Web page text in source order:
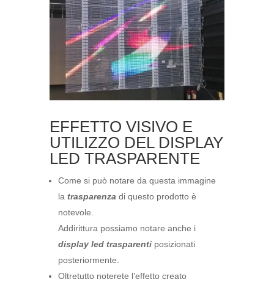
EFFETTO VISIVO E
UTILIZZO DEL DISPLAY
LED TRASPARENTE
Come si può notare da questa immagine
la trasparenza di questo prodotto è
notevole.
Addirittura possiamo notare anche i
display led trasparentiposizionati
posteriormente.
Oltretutto noterete l’effetto creato